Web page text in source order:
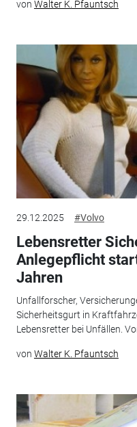
von Walter K. Pfauntsch
29.12.2025 #Volvo
Lebensretter
Anlegepflicht
Jahren
Unfallforscher,
Sicherheitsgurt in
Lebensretter bei Unfällen.
von Walter K. Pfauntsch